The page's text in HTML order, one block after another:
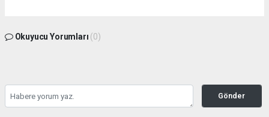
Okuyucu Yorumları (0)
Gönder